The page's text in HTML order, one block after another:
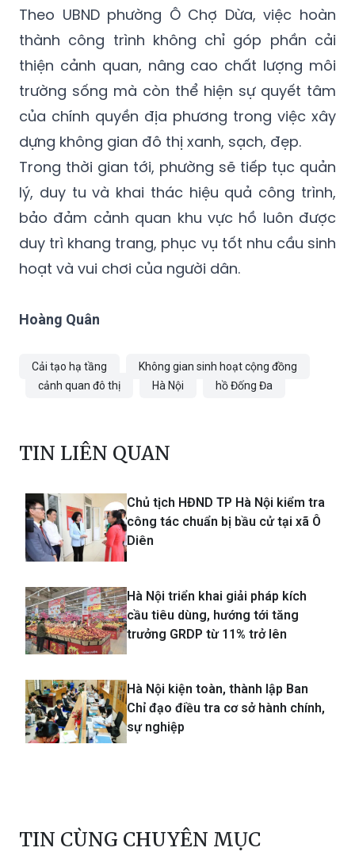
Theo UBND phường Ô Chợ Dừa, việc hoàn
thành công trình không chỉ góp phần cải
thiện cảnh quan, nâng cao chất lượng môi
trường sống mà còn thể hiện sự quyết tâm
của chính quyền địa phương trong việc xây
dựng không gian đô thị xanh, sạch, đẹp.
Trong thời gian tới, phường sẽ tiếp tục quản
lý, duy tu và khai thác hiệu quả công trình,
bảo đảm cảnh quan khu vực hồ luôn được
duy trì khang trang, phục vụ tốt nhu cầu sinh
hoạt và vui chơi của người dân.
Hoàng Quân
Cải tạo hạ tầng
Không gian sinh hoạt cộng đồng
cảnh quan đô thị
Hà Nội hồ Đống Đa
TIN LIÊN QUAN
Chủ tịch HĐND TP Hà Nội kiểm tra
công tác chuẩn bị bầu cử tại xã Ô
Diên
Hà Nội triển khai giải pháp kích
cầu tiêu dùng, hướng tới tăng
trưởng GRDP từ 11% trở lên
Hà Nội kiện toàn, thành lập Ban
Chỉ đạo điều tra cơ sở hành chính,
sự nghiệp
TIN CÙNG CHUYÊN MỤC